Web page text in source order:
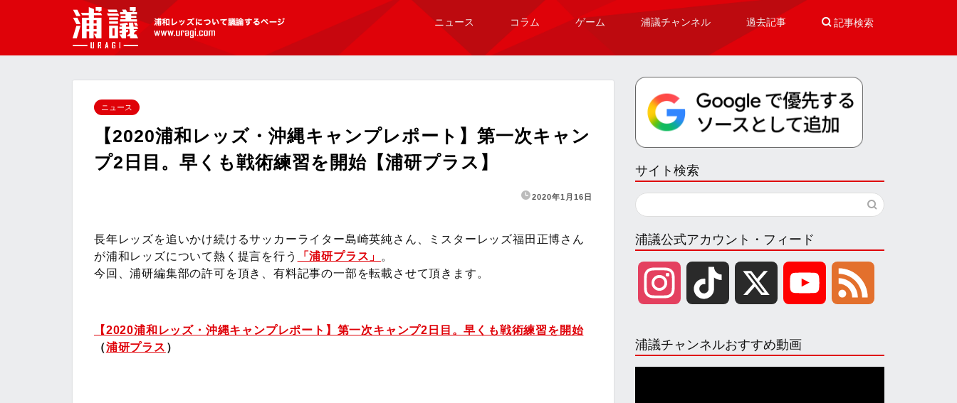
[浦議]浦和レッズについて議論するペ
ニュース コラム ゲーム 浦議チャンネル 過去記事  記事検索
ニュース
【2020浦和レッズ・沖縄キャンプレポート】第一次キャン
プ2日目。早くも戦術練習を開始【浦研プラス】
2020年1月16日
長年レッズを追いかけ続けるサッカーライター島崎英純さん、ミスターレッズ福田正博さん
が浦和レッズについて熱く提言を行う
「浦研プラス」
。
今回、浦研編集部の許可を頂き、有料記事の一部を転載させて頂きます。
【2020浦和レッズ・沖縄キャンプレポート】第一次キャンプ2日目。早くも戦術練習を開始
（浦研プラ ス ）
サイト検索
浦議公式アカウント・フィード
s k u e
浦議チャンネルおすすめ動画